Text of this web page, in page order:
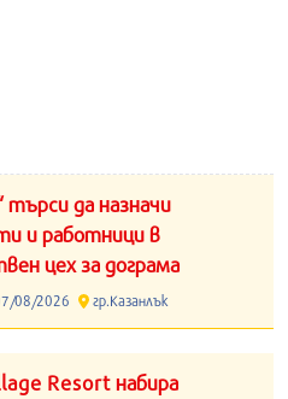
търси да назначи
и работници в
цех за дограма
08/2026 гр.Казанлък
Resort набира